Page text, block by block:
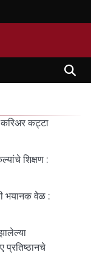
कट्टा
शिक्षण :
भयानक वेळ :